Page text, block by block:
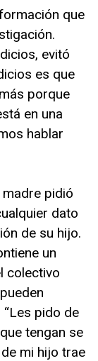
que
evitó
es que
porque
en una
hablar
madre pidió
dato
de su hijo.
un
colectivo
pido de
tengan se
mi hijo trae